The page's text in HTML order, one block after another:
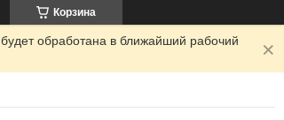
Корзина
обработана в ближайший рабочий